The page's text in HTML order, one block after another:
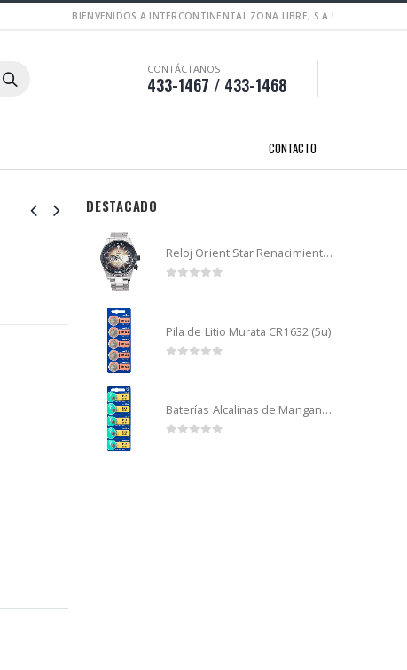
BIENVENIDOS A INTERCONTINENTAL ZONA LIBRE, S.A.!
CONTÁCTANOS
433-1467 / 433-1468
CONTACTO
DESTACADO
Reloj Orient Star Renacimiento mecánico - Retro Future Guitar - RA-AR0303G
Pila de Litio Murata CR1632 (5u)
Baterías Alcalinas de Manganeso Murata 192 (5u)